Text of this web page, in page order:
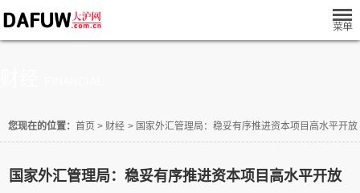
您现在的位置： 首页 > 财经 > 国家外汇管理局：稳妥有序推进资本项目高水平开放
国家外汇管理局：稳妥有序推进资本项目高水平开放